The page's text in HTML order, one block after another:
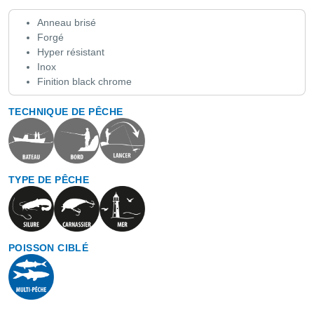
Anneau brisé
Forgé
Hyper résistant
Inox
Finition black chrome
TECHNIQUE DE PÊCHE
TYPE DE PÊCHE
POISSON CIBLÉ